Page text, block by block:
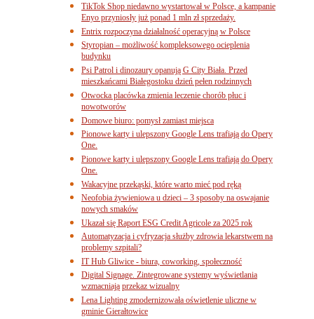
TikTok Shop niedawno wystartował w Polsce, a kampanie
Enyo przyniosły już ponad 1 mln zł sprzedaży.
Entrix rozpoczyna działalność operacyjną w Polsce
Styropian – możliwość kompleksowego ocieplenia
budynku
Psi Patrol i dinozaury opanują G City Biała. Przed
mieszkańcami Białegostoku dzień pełen rodzinnych
Otwocka placówka zmienia leczenie chorób płuc i
nowotworów
Domowe biuro: pomysł zamiast miejsca
Pionowe karty i ulepszony Google Lens trafiają do Opery
One.
Pionowe karty i ulepszony Google Lens trafiają do Opery
One.
Wakacyjne przekąski, które warto mieć pod ręką
Neofobia żywieniowa u dzieci – 3 sposoby na oswajanie
nowych smaków
Ukazał się Raport ESG Credit Agricole za 2025 rok
Automatyzacja i cyfryzacja służby zdrowia lekarstwem na
problemy szpitali?
IT Hub Gliwice - biura, coworking, społeczność
Digital Signage. Zintegrowane systemy wyświetlania
wzmacniają przekaz wizualny
Lena Lighting zmodernizowała oświetlenie uliczne w
gminie Gierałtowice